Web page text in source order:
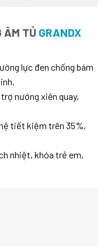
ÂM TỦ GRANDX
lực đen chống bám
nướng xiên quay,
tiết kiệm trên 35%,
nhiệt, khóa trẻ em,